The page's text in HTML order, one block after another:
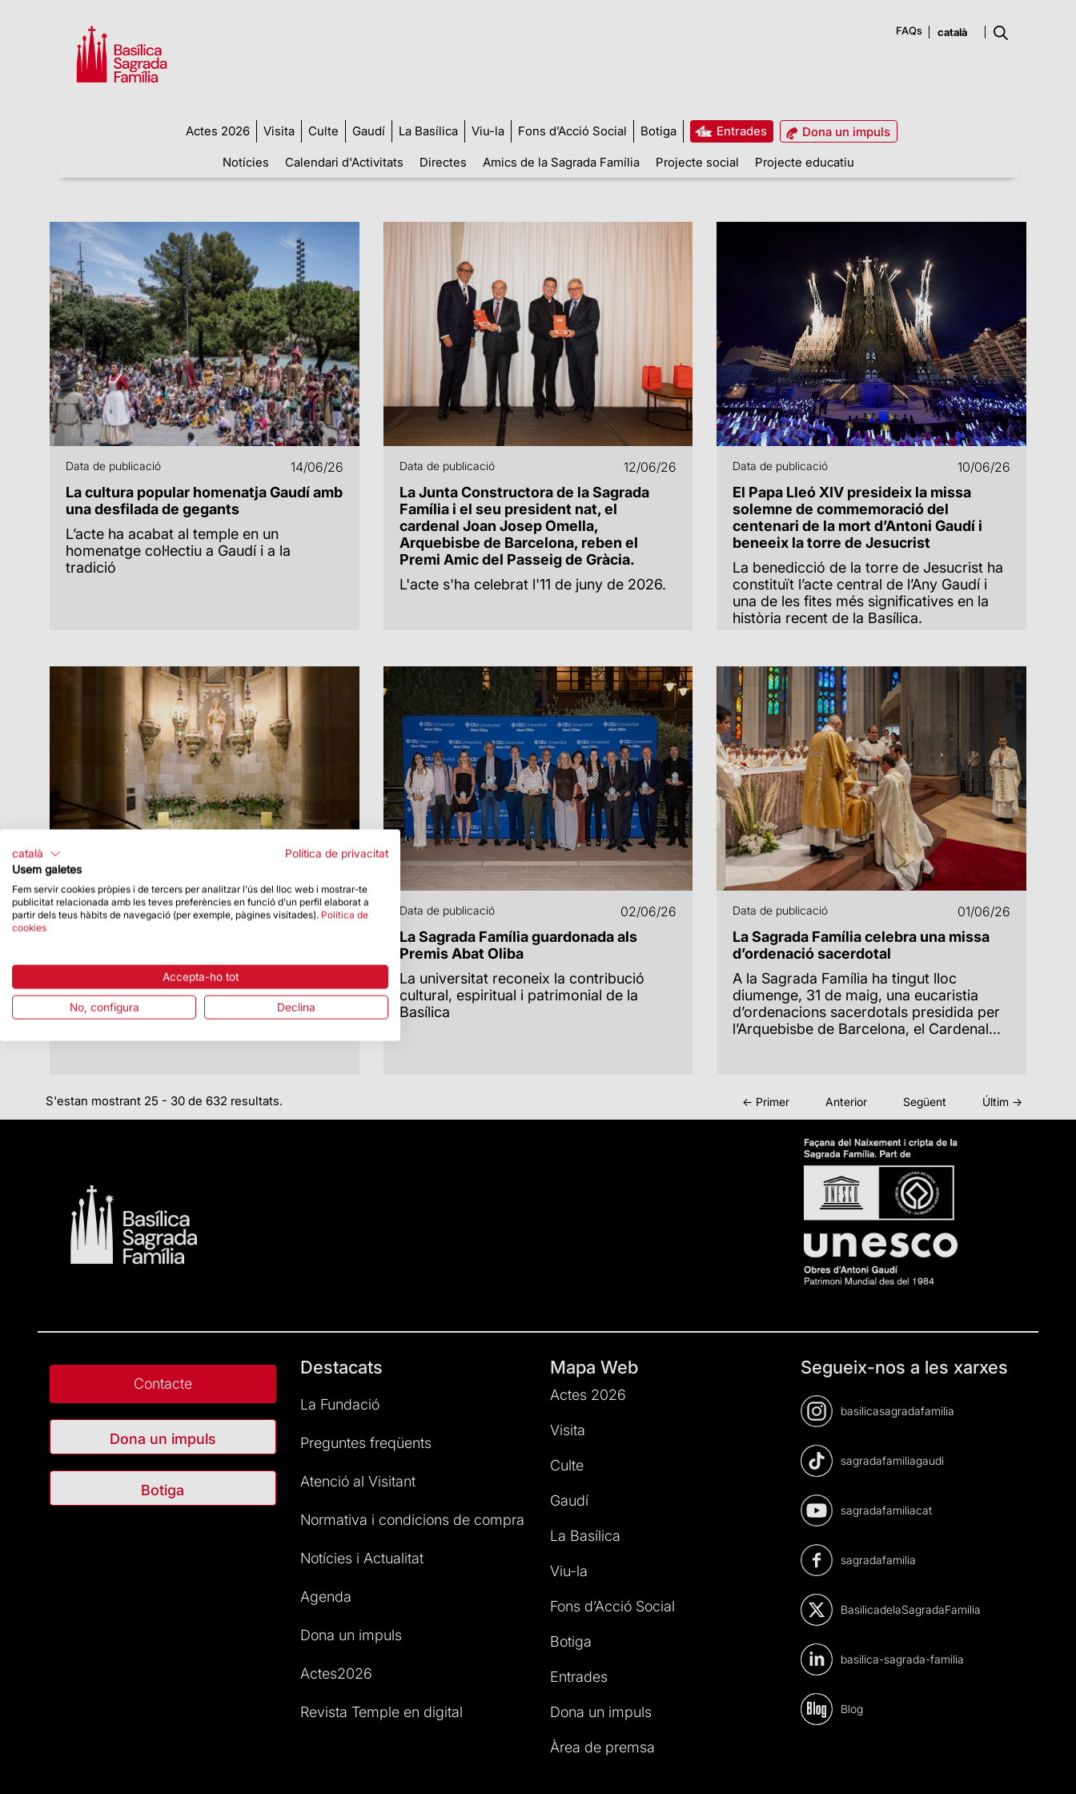
FAQs
Actes 2026 Visita Culte Gaudí La Basílica Viu-la Fons d’Acció Social Botiga Entrades
Dona un impuls
Notícies
Calendari d'Activitats Directes Amics de la Sagrada Família Projecte social Projecte educatiu
Data de publicació 14/06/26
La cultura popular homenatja Gaudí amb
una desfilada de gegants
L’acte ha acabat al temple en un
homenatge col·lectiu a Gaudí i a la
tradició
Data de publicació 12/06/26
La Junta Constructora de la Sagrada
Família i el seu president nat, el
cardenal Joan Josep Omella,
Arquebisbe de Barcelona, reben el
Premi Amic del Passeig de Gràcia.
L'acte s'ha celebrat l'11 de juny de 2026.
Data de publicació 10/06/26
El Papa Lleó XIV presideix la missa
solemne de commemoració del
centenari de la mort d’Antoni Gaudí i
beneeix la torre de Jesucrist
La benedicció de la torre de Jesucrist ha
constituït l’acte central de l’Any Gaudí i
una de les fites més significatives en la
història recent de la Basílica.
Data de publicació 10/06/26
una ofrena floral a la seva tomba
La Basílica de la Sagrada Família ha
commemorat aquest matí el centenari de
Data de publicació 02/06/26
La Sagrada Família guardonada als
Premis Abat Oliba
La universitat reconeix la contribució
cultural, espiritual i patrimonial de la
Basílica
Data de publicació 01/06/26
La Sagrada Família celebra una missa
d’ordenació sacerdotal
A la Sagrada Família ha tingut lloc
diumenge, 31 de maig, una eucaristia
d’ordenacions sacerdotals presidida per
l’Arquebisbe de Barcelona, el Cardenal...
S'estan mostrant 25 - 30 de 632 resultats. ← Primer Anterior Següent Últim →
Contacte
Dona un impuls
Botiga
Destacats
La Fundació
Preguntes freqüents
Atenció al Visitant
Normativa i condicions de compra
Notícies i Actualitat
Agenda
Dona un impuls
Actes2026
Revista Temple en digital
Mapa Web
Actes 2026
Visita
Culte
Gaudí
La Basílica
Viu-la
Fons d’Acció Social
Botiga
Entrades
Dona un impuls
Àrea de premsa
Segueix-nos a les xarxes
basilicasagradafamilia
sagradafamiliagaudi
sagradafamiliacat
sagradafamilia
BasilicadelaSagradaFamilia
basilica-sagrada-familia
Blog
català
Política de privacitat
Usem galetes
Fem servir cookies pròpies i de tercers per analitzar l'ús del lloc web i mostrar-te
publicitat relacionada amb les teves preferències en funció d'un perfil elaborat a
partir dels teus hàbits de navegació (per exemple, pàgines visitades). Política de
cookies
Accepta-ho tot
No, configura Declina